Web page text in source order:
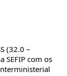
(32.0 –
SEFIP com os